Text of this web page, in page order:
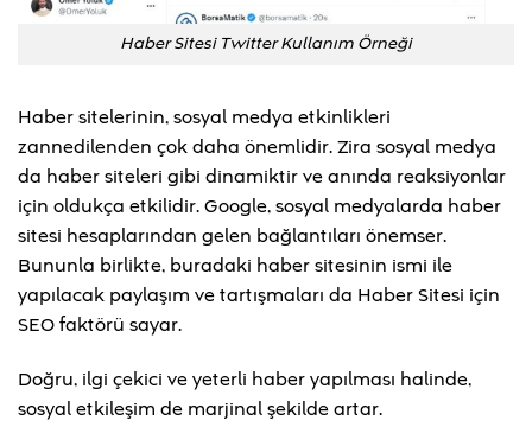
Haber Sitesi Twitter Kullanım Örneği
Haber sitelerinin, sosyal medya etkinlikleri
zannedilenden çok daha önemlidir. Zira sosyal medya
da haber siteleri gibi dinamiktir ve anında reaksiyonlar
için oldukça etkilidir. Google, sosyal medyalarda haber
sitesi hesaplarından gelen bağlantıları önemser.
Bununla birlikte, buradaki haber sitesinin ismi ile
yapılacak paylaşım ve tartışmaları da Haber Sitesi için
SEO faktörü sayar.
Doğru, ilgi çekici ve yeterli haber yapılması halinde,
sosyal etkileşim de marjinal şekilde artar.